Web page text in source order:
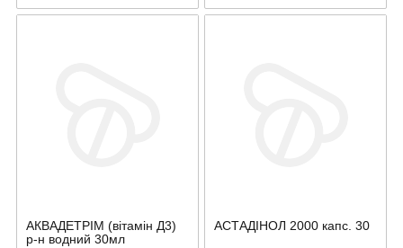
АКВАДЕТРІМ (вітамін Д3)
р-н водний 30мл
АСТАДІНОЛ 2000 капс. 30